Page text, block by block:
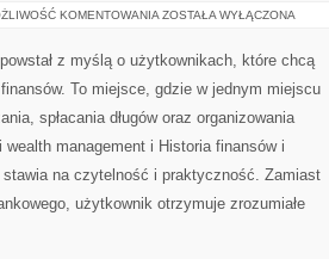
KOMENTOWANIA POŻYCZKI
KARIERA
W
I
ZAWODOWA
ZOSTAŁA WYŁĄCZONA
z myślą o użytkownikach, które chcą
To miejsce, gdzie w jednym miejscu
spłacania długów oraz organizowania
management i Historia finansów i
na czytelność i praktyczność. Zamiast
użytkownik otrzymuje zrozumiałe